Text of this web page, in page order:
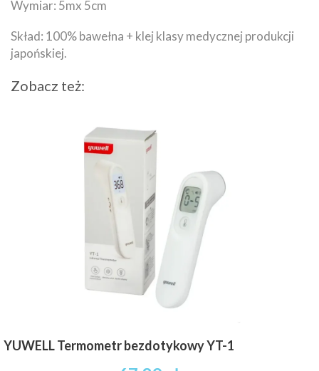
Wymiar: 5mx 5cm
Skład: 100% bawełna + klej klasy medycznej produkcji
japońskiej.
Zobacz też:
YUWELL Termometr bezdotykowy YT-1